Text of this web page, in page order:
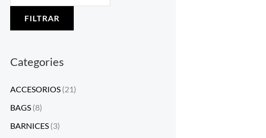
FILTRAR
Categories
ACCESORIOS (21)
BAGS (8)
BARNICES (3)